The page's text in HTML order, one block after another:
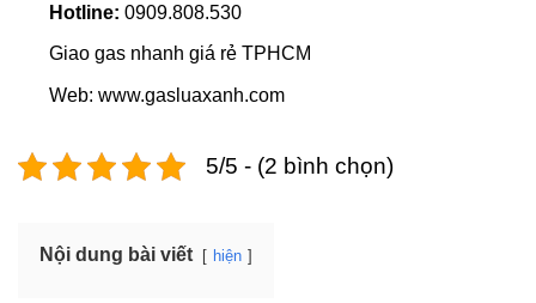
Hotline: 0909.808.530
Giao gas nhanh giá rẻ TPHCM
Web: www.gasluaxanh.com
5/5 - (2 bình chọn)
Nội dung bài viết hiện